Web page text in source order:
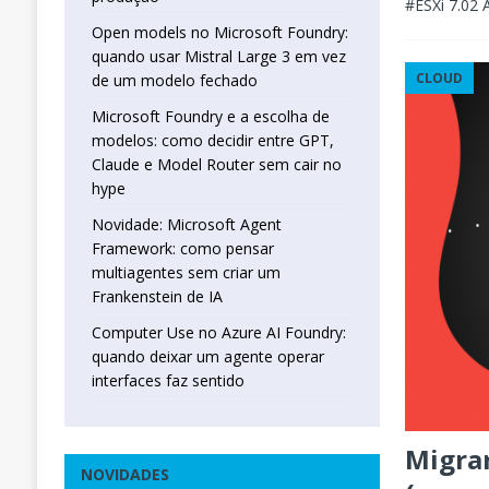
#ESXi
CLOUD
Open models no Microsoft Foundry:
quando usar Mistral Large 3 em vez
de um modelo fechado
Microsoft Foundry e a escolha de
modelos: como decidir entre GPT,
Claude e Model Router sem cair no
hype
Novidade: Microsoft Agent
Framework: como pensar
multiagentes sem criar um
Frankenstein de IA
Computer Use no Azure AI Foundry:
quando deixar um agente operar
interfaces faz sentido
NOVIDADES